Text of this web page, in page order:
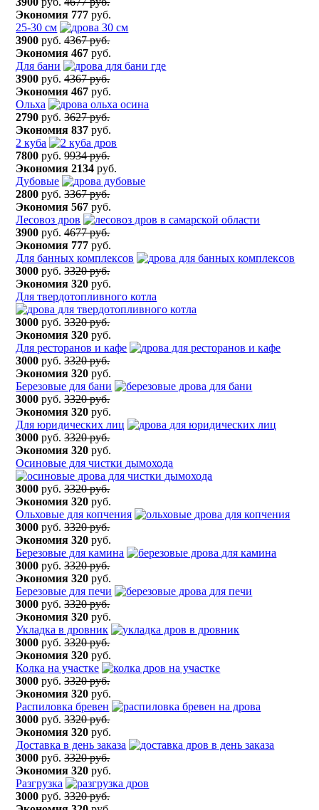
Экономия 777 руб.
25-30 см
3900 руб.4367 руб.
Экономия 467 руб.
Для бани
3900 руб.4367 руб.
Экономия 467 руб.
Ольха
2790 руб.3627 руб.
Экономия 837 руб.
2 куба
7800 руб.9934 руб.
Экономия 2134 руб.
Дубовые
2800 руб.3367 руб.
Экономия 567 руб.
Лесовоз дров
3900 руб.4677 руб.
Экономия 777 руб.
Для банных комплексов
3000 руб.3320 руб.
Экономия 320 руб.
Для твердотопливного котла
3000 руб.3320 руб.
Экономия 320 руб.
Для ресторанов и кафе
3000 руб.3320 руб.
Экономия 320 руб.
Березовые для бани
3000 руб.3320 руб.
Экономия 320 руб.
Для юридических лиц
3000 руб.3320 руб.
Экономия 320 руб.
Осиновые для чистки дымохода
3000 руб.3320 руб.
Экономия 320 руб.
Ольховые для копчения
3000 руб.3320 руб.
Экономия 320 руб.
Березовые для камина
3000 руб.3320 руб.
Экономия 320 руб.
Березовые для печи
3000 руб.3320 руб.
Экономия 320 руб.
Укладка в дровник
3000 руб.3320 руб.
Экономия 320 руб.
Колка на участке
3000 руб.3320 руб.
Экономия 320 руб.
Распиловка бревен
3000 руб.3320 руб.
Экономия 320 руб.
Доставка в день заказа
3000 руб.3320 руб.
Экономия 320 руб.
Разгрузка
3000 руб.3320 руб.